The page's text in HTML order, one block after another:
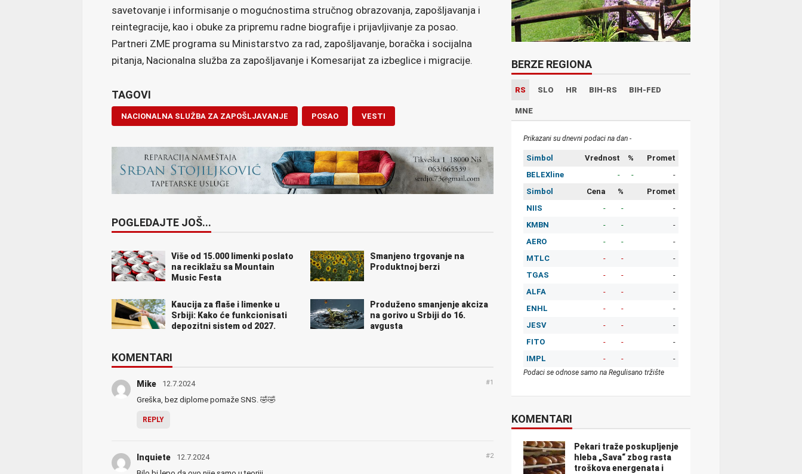
savetovanje i informisanje o mogućnostima stručnog obrazovanja, zapošljavanja i
reintegracije, kao i obuke za pripremu radne biografije i prijavljivanje za posao.
Partneri ZME programa su Ministarstvo za rad, zapošljavanje, boračka i socijalna
pitanja, Nacionalna služba za zapošljavanje i Komesarijat za izbeglice i migracije.
TAGOVI
NACIONALNA SLUŽBA ZA ZAPOŠLJAVANJE POSAO VESTI
POGLEDAJTE JOŠ...
Više od 15.000 limenki poslato
na reciklažu sa Mountain
Music Festa
Smanjeno trgovanje na
Produktnoj berzi
Kaucija za flaše i limenke u
Srbiji: Kako će funkcionisati
depozitni sistem od 2027.
Produženo smanjenje akciza
na gorivo u Srbiji do 16.
avgusta
KOMENTARI
Mike 12.7.2024 #1
Greška, bez diplome pomaže SNS. 🤣🤣
REPLY
Inquiete 12.7.2024 #2
BERZE REGIONA
RS SLO HR BIH-RS BIH-FED
MNE
Prikazani su dnevni podaci na dan -
Simbol Vrednost %
Promet
BELEXline
- -
-
Simbol
Cena %
Promet
NIIS
- -
-
KMBN
- -
-
AERO
- -
-
MTLC
- -
-
TGAS
- -
-
ALFA
- -
-
ENHL
- -
-
JESV
- -
-
FITO
- -
-
IMPL
- - -
Podaci se odnose samo na Regulisano tržište
KOMENTARI
Pekari traže poskupljenje
hleba „Sava“ zbog rasta
troškova energenata i